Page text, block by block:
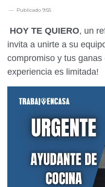
Publicado 9:55
HOY TE QUIERO, un
invita a unirte a su
compromiso y tus ganas
experiencia es limitada!